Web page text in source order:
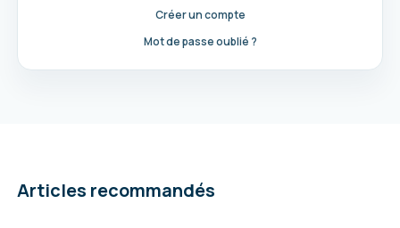
Créer un compte
Mot de passe oublié ?
Articles recommandés